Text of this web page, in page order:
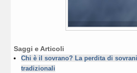
Saggi e Articoli
Chi è il sovrano? La perdita di
tradizionali